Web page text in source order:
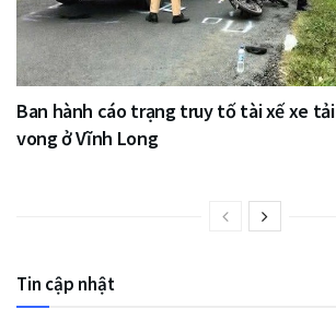
Ban hành cáo trạng truy tố tài xế xe
vong ở Vĩnh Long
Tin cập nhật